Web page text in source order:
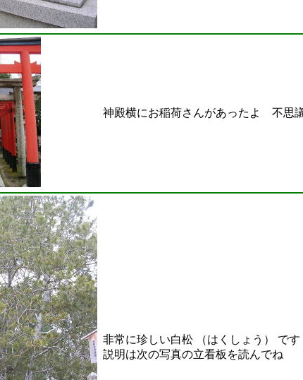
神殿横にお稲荷さんがあったよ 不思
非常に珍しい白松 （はくしょう） です
説明は次の写真の立看板を読んでね